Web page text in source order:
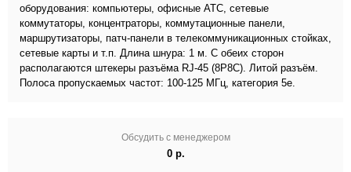
оборудования: компьютеры, офисные АТС, сетевые
коммутаторы, концентраторы, коммутационные панели,
маршрутизаторы, патч-панели в телекоммуникационных стойках,
сетевые карты и т.п. Длина шнура: 1 м. С обеих сторон
располагаются штекеры разъёма RJ-45 (8P8C). Литой разъём.
Полоса пропускаемых частот: 100-125 МГц, категория 5е.
Обсудить с менеджером
0 р.